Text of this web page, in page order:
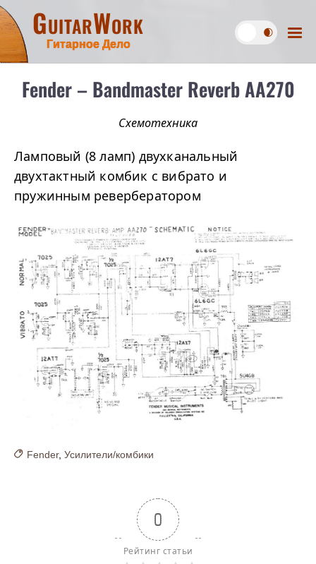
GuitarWork
Гитарное Дело
Fender – Bandmaster Reverb AA270
Схемотехника
Ламповый (8 ламп) двухканальный
двухтактный комбик с вибрато и
пружинным ревербератором
Fender, Усилители/комбики
0
Рейтинг статьи